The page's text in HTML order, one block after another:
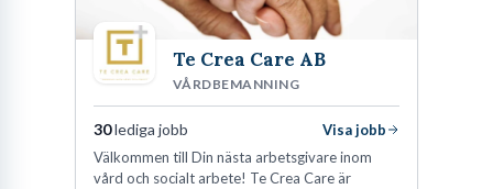
Te Crea Care AB
VÅRDBEMANNING
30lediga jobb
Visa jobb
Välkommen till Din nästa arbetsgivare inom
vård och socialt arbete! Te Crea Care är